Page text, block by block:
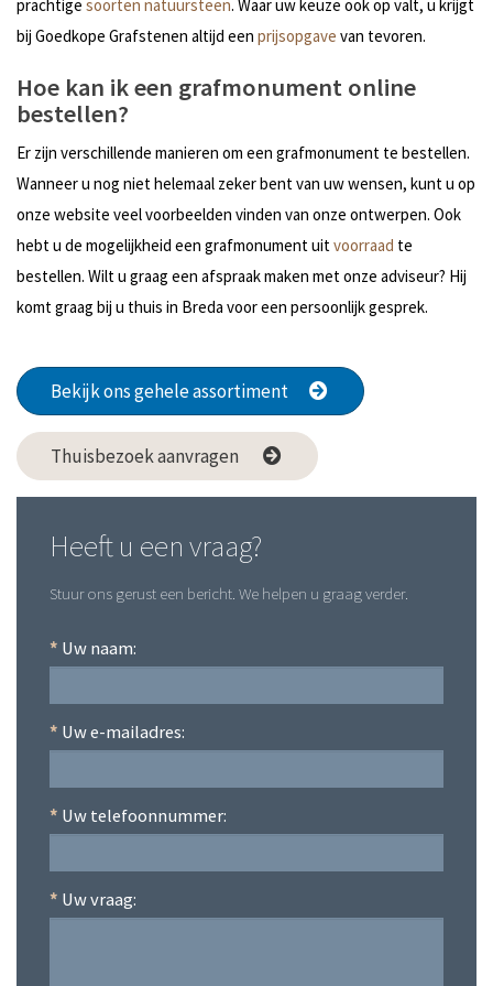
prachtige soorten natuursteen. Waar uw keuze ook op valt, u krijgt
bij Goedkope Grafstenen altijd een prijsopgave van tevoren.
Hoe kan ik een grafmonument online
bestellen?
Er zijn verschillende manieren om een grafmonument te bestellen.
Wanneer u nog niet helemaal zeker bent van uw wensen, kunt u op
onze website veel voorbeelden vinden van onze ontwerpen. Ook
hebt u de mogelijkheid een grafmonument uitvoorraad te
bestellen. Wilt u graag een afspraak maken met onze adviseur? Hij
komt graag bij u thuis in Breda voor een persoonlijk gesprek.
Bekijk ons gehele assortiment
Thuisbezoek aanvragen
Heeft u een vraag?
Stuur ons gerust een bericht. We helpen u graag verder.
* Uw naam:
* Uw e-mailadres:
* Uw telefoonnummer:
* Uw vraag: